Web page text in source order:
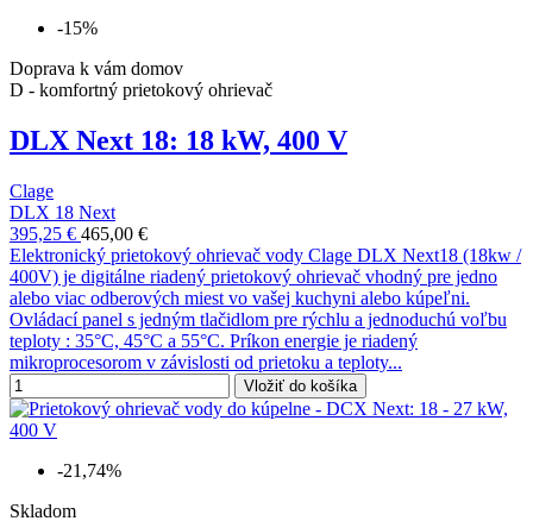
-15%
Doprava k vám domov
D - komfortný prietokový ohrievač
DLX Next 18: 18 kW, 400 V
Clage
DLX 18 Next
395,25 € 465,00 €
Elektronický prietokový ohrievač vody Clage DLX Next18 (18kw /
400V) je digitálne riadený prietokový ohrievač vhodný pre jedno
alebo viac odberových miest vo vašej kuchyni alebo kúpeľni.
Ovládací panel s jedným tlačidlom pre rýchlu a jednoduchú voľbu
teploty : 35°C, 45°C a 55°C. Príkon energie je riadený
mikroprocesorom v závislosti od prietoku a teploty...
Vložiť do košíka
-21,74%
Skladom